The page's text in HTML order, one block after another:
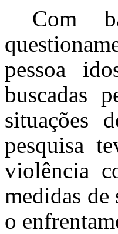
Com
pessoa
buscadas
situações
pesquisa
violência
medidas de
o